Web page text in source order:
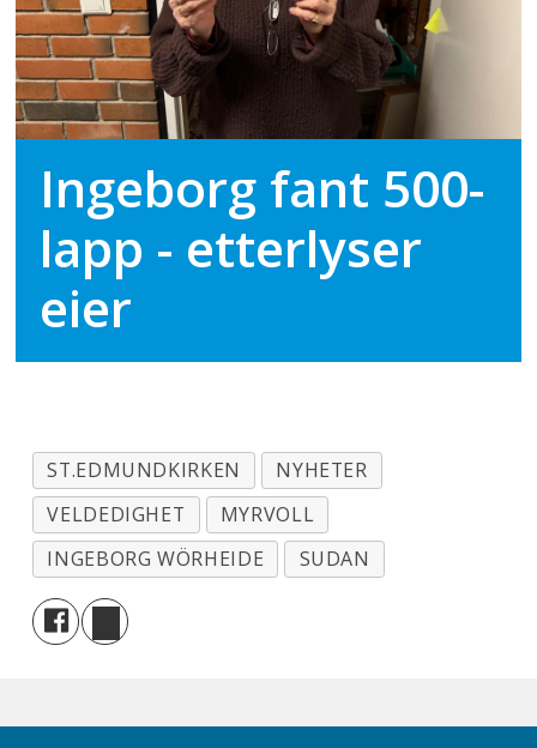
Ingeborg fant 500-
lapp - etterlyser
eier
ST.EDMUNDKIRKEN
NYHETER
VELDEDIGHET
MYRVOLL
INGEBORG WÖRHEIDE
SUDAN